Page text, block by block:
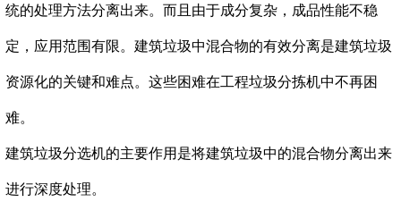
统的处理方法分离出来。而且由于成分复杂，成品性能不稳
定，应用范围有限。建筑垃圾中混合物的有效分离是建筑垃圾
资源化的关键和难点。这些困难在工程垃圾分拣机中不再困
难。
建筑垃圾分选机的主要作用是将建筑垃圾中的混合物分离出来
进行深度处理。